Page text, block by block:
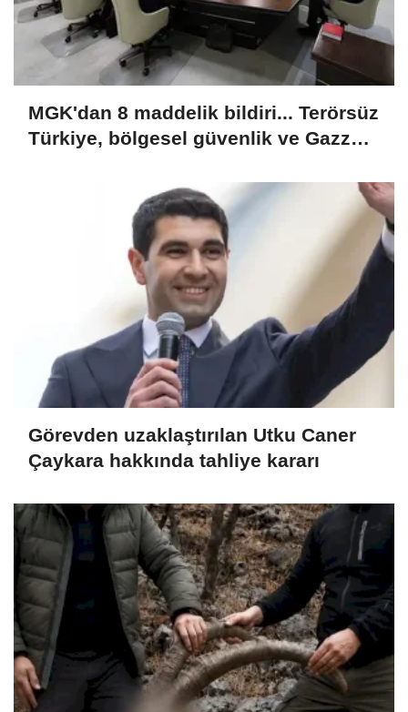
MGK'dan 8 maddelik bildiri... Terörsüz
Türkiye, bölgesel güvenlik ve Gazze
Görevden uzaklaştırılan Utku Caner
Çaykara hakkında tahliye kararı